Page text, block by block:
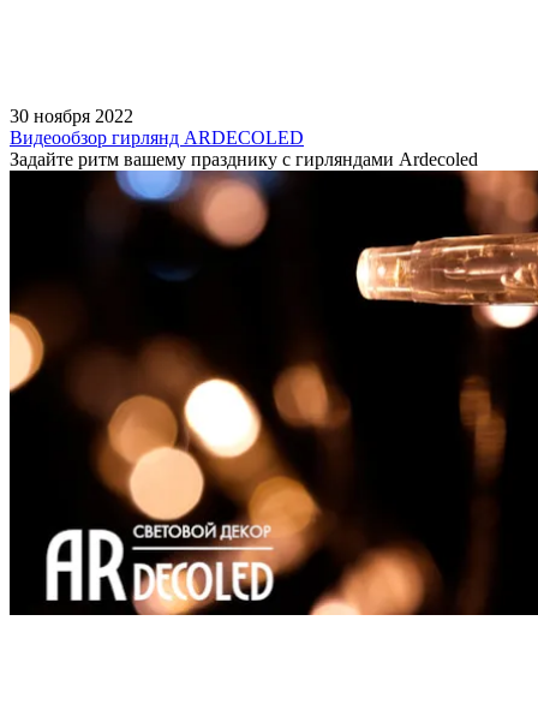
30 ноября 2022
Видеообзор гирлянд ARDECOLED
Задайте ритм вашему празднику с гирляндами Ardecoled